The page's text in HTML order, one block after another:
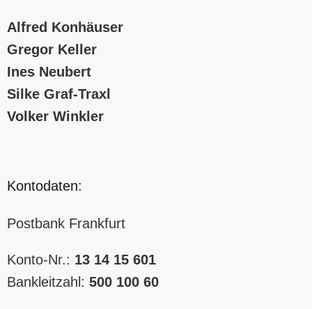
Alfred Konhäuser
Gregor Keller
Ines Neubert
Silke Graf-Traxl
Volker Winkler
Kontodaten:
Postbank Frankfurt
Konto-Nr.: 13 14 15 601
Bankleitzahl: 500 100 60